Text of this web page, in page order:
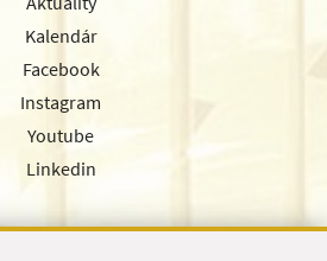
Kalendár
Facebook
Instagram
Youtube
Linkedin